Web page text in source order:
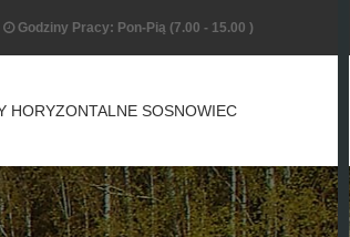
Godziny Pracy: Pon-Pią (7.00 - 15.00 )
HORYZONTALNE SOSNOWIEC